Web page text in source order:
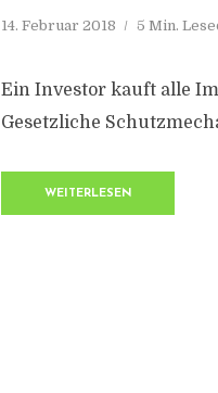
14. Februar 2018 5 Min.
Ein Investor kauft alle
Gesetzliche
WEITERLESEN